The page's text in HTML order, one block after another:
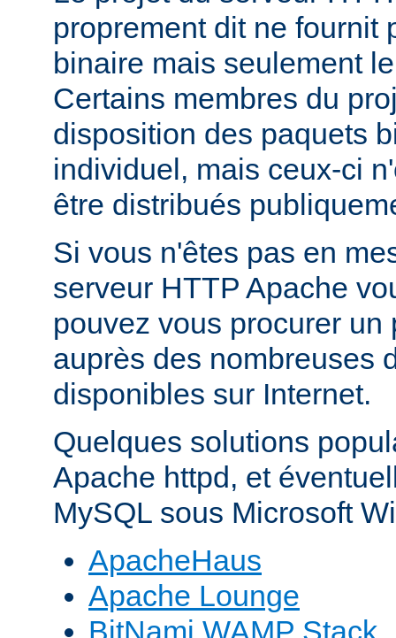
proprement dit ne fournit
binaire mais seulement
Certains membres du
disposition des paquets
individuel, mais ceux-ci
être distribués
Si vous n'êtes pas en
serveur HTTP Apache
pouvez vous procurer un
auprès des nombreuses
disponibles sur Internet.
Quelques solutions
Apache httpd, et
MySQL sous Microsoft
ApacheHaus
Apache Lounge
BitNami WAMP Stack